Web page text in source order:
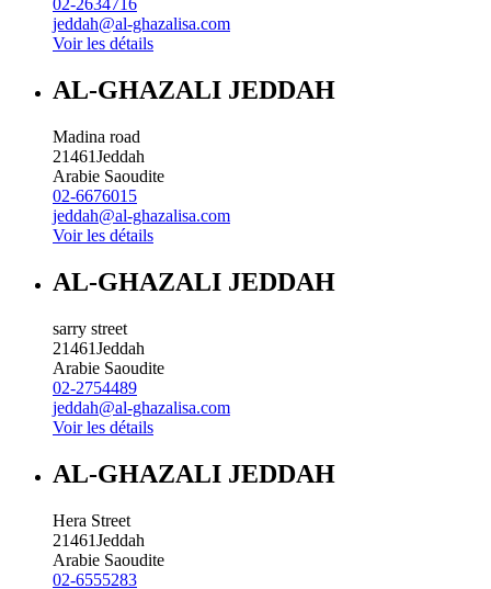
02-2634716
jeddah@al-ghazalisa.com
Voir les détails
AL-GHAZALI JEDDAH
Madina road
21461Jeddah
Arabie Saoudite
02-6676015
jeddah@al-ghazalisa.com
Voir les détails
AL-GHAZALI JEDDAH
sarry street
21461Jeddah
Arabie Saoudite
02-2754489
jeddah@al-ghazalisa.com
Voir les détails
AL-GHAZALI JEDDAH
Hera Street
21461Jeddah
Arabie Saoudite
02-6555283